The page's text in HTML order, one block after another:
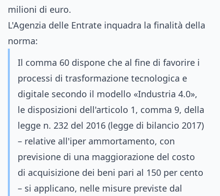
milioni di euro.
L'Agenzia delle Entrate inquadra la finalità della
norma:
Il comma 60 dispone che al fine di favorire i
processi di trasformazione tecnologica e
digitale secondo il modello «Industria 4.0»,
le disposizioni dell'articolo 1, comma 9, della
legge n. 232 del 2016 (legge di bilancio 2017)
– relative all'iper ammortamento, con
previsione di una maggiorazione del costo
di acquisizione dei beni pari al 150 per cento
– si applicano, nelle misure previste dal